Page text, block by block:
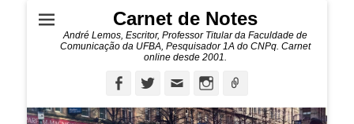
Carnet de Notes
André Lemos, Escritor, Professor Titular da Faculdade de
Comunicação da UFBA, Pesquisador 1A do CNPq. Carnet
online desde 2001.
FacebookTwitterEmail Instagram